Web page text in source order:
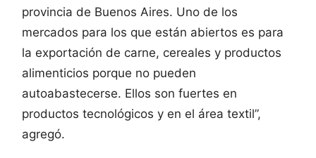
provincia de Buenos Aires. Uno de los
mercados para los que están abiertos es para
la exportación de carne, cereales y productos
alimenticios porque no pueden
autoabastecerse. Ellos son fuertes en
productos tecnológicos y en el área textil”,
agregó.